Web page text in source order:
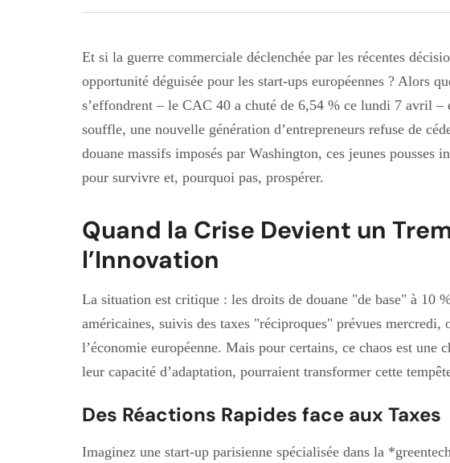
Et si la guerre commerciale déclenchée par les récentes
opportunité déguisée pour les start-ups européennes ? Alors
s’effondrent – le CAC 40 a chuté de 6,54 % ce lundi 7 avril –
souffle, une nouvelle génération d’entrepreneurs refuse de
douane massifs imposés par Washington, ces jeunes pousses
pour survivre et, pourquoi pas, prospérer.
Quand la Crise Devient un
l’Innovation
La situation est critique : les droits de douane "de base" à 10
américaines, suivis des taxes "réciproques" prévues mercredi,
l’économie européenne. Mais pour certains, ce chaos est une
leur capacité d’adaptation, pourraient transformer cette
Des Réactions Rapides face aux Taxes
Imaginez une start-up parisienne spécialisée dans la